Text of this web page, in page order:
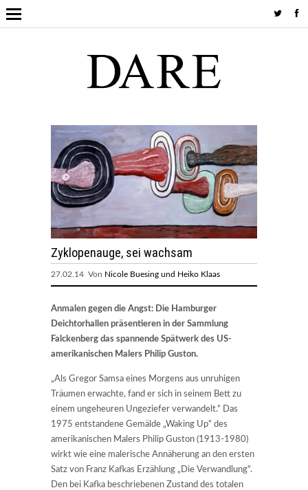
Zyklopenauge, sei wachsam
27.02.14 Von Nicole Buesing und Heiko Klaas
Anmalen gegen die Angst: Die Hamburger
Deichtorhallen präsentieren in der Sammlung
Falckenberg das spannende Spätwerk des US-
amerikanischen Malers Philip Guston.
„Als Gregor Samsa eines Morgens aus unruhigen
Träumen erwachte, fand er sich in seinem Bett zu
einem ungeheuren Ungeziefer verwandelt.“ Das
1975 entstandene Gemälde „Waking Up“ des
amerikanischen Malers Philip Guston (1913-1980)
wirkt wie eine malerische Annäherung an den ersten
Satz von Franz Kafkas Erzählung „Die Verwandlung“.
Den bei Kafka beschriebenen Zustand des totalen